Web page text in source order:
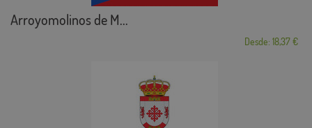
Arroyomolinos de M...
Desde: 18,37 €